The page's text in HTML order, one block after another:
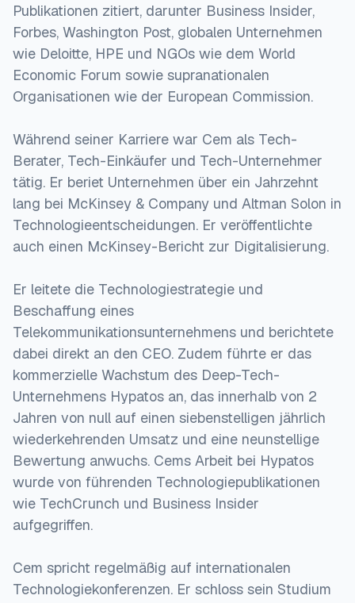
Publikationen zitiert, darunter Business Insider,
Forbes, Washington Post, globalen Unternehmen
wie Deloitte, HPE und NGOs wie dem World
Economic Forum sowie supranationalen
Organisationen wie der European Commission.
Während seiner Karriere war Cem als Tech-
Berater, Tech-Einkäufer und Tech-Unternehmer
tätig. Er beriet Unternehmen über ein Jahrzehnt
lang bei McKinsey & Company und Altman Solon in
Technologieentscheidungen. Er veröffentlichte
auch einen McKinsey-Bericht zur Digitalisierung.
Er leitete die Technologiestrategie und
Beschaffung eines
Telekommunikationsunternehmens und berichtete
dabei direkt an den CEO. Zudem führte er das
kommerzielle Wachstum des Deep-Tech-
Unternehmens Hypatos an, das innerhalb von 2
Jahren von null auf einen siebenstelligen jährlich
wiederkehrenden Umsatz und eine neunstellige
Bewertung anwuchs. Cems Arbeit bei Hypatos
wurde von führenden Technologiepublikationen
wie TechCrunch und Business Insider
aufgegriffen.
Cem spricht regelmäßig auf internationalen
Technologiekonferenzen. Er schloss sein Studium